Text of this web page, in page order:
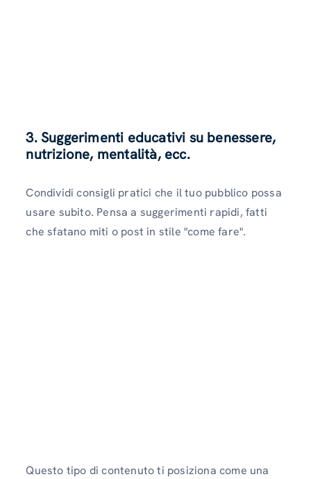
3. Suggerimenti educativi su benessere,
nutrizione, mentalità, ecc.
Condividi consigli pratici che il tuo pubblico possa
usare subito. Pensa a suggerimenti rapidi, fatti
che sfatano miti o post in stile "come fare".
Questo tipo di contenuto ti posiziona come una